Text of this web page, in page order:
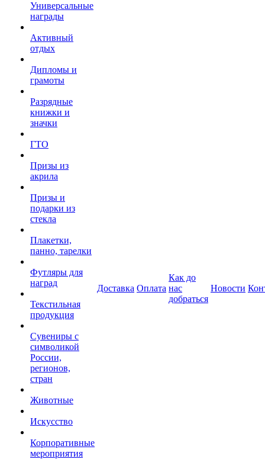
Универсальные
награды
Активный
отдых
Дипломы и
грамоты
Разрядные
книжки и
значки
ГТО
Призы из
акрила
Призы и
подарки из
стекла
Плакетки,
панно, тарелки
Футляры для
наград
Текстильная
продукция
Сувениры с
символикой
России,
регионов,
стран
Животные
Искусство
Корпоративные
мероприятия
Доставка Оплата
Как до
нас
добраться
Новости